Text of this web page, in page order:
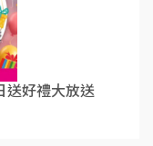
送好禮大放送